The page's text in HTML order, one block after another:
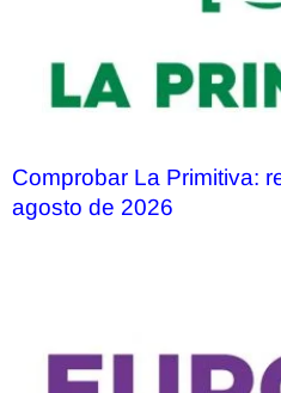
Comprobar La Primitiva:
agosto de 2026